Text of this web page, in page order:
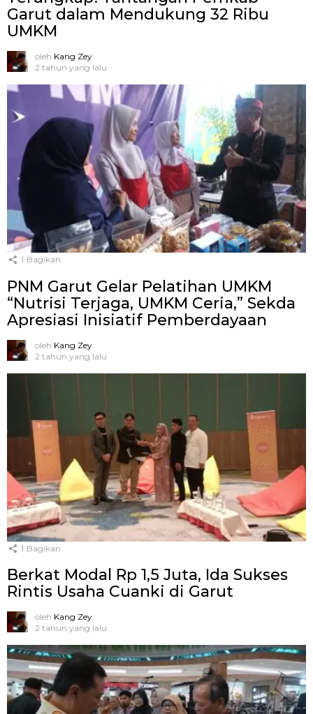
Garut dalam Mendukung 32 Ribu
UMKM
oleh Kang Zey
2 tahun yang lalu
1 Bagikan
PNM Garut Gelar Pelatihan UMKM
“Nutrisi Terjaga, UMKM Ceria,” Sekda
Apresiasi Inisiatif Pemberdayaan
oleh Kang Zey
2 tahun yang lalu
1 Bagikan
Berkat Modal Rp 1,5 Juta, Ida Sukses
Rintis Usaha Cuanki di Garut
oleh Kang Zey
2 tahun yang lalu